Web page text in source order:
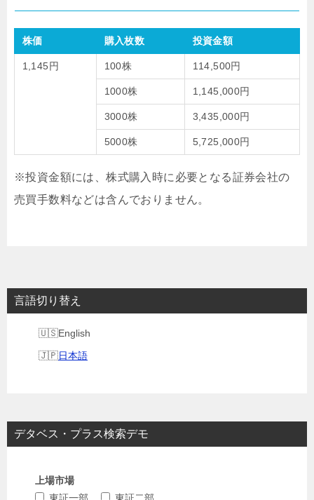
株価 購入枚数 投資金額
1,145円 100株 114,500円
1000株 1,145,000円
3000株 3,435,000円
5000株 5,725,000円
※投資金額には、株式購入時に必要となる証券会社の
売買手数料などは含んでおりません。
言語切り替え
English
日本語
デタベス・プラス検索デモ
上場市場